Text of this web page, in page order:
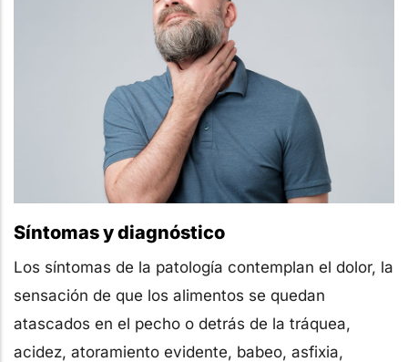
Síntomas y diagnóstico
Los síntomas de la patología contemplan el dolor, la
sensación de que los alimentos se quedan
atascados en el pecho o detrás de la tráquea,
acidez, atoramiento evidente, babeo, asfixia,